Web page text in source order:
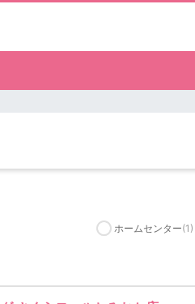
ホームセンター(1)